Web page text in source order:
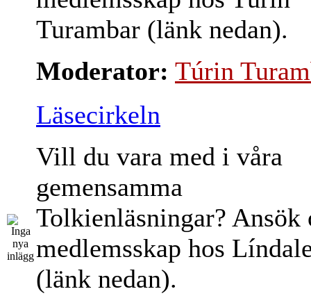
Turambar (länk nedan).
Moderator: Túrin
Läsecirkeln
Vill du vara med i våra
gemensamma
Tolkienläsningar? Ansök
medlemsskap hos
(länk nedan).